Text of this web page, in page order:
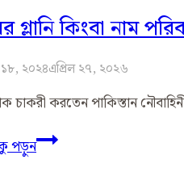
গ্লানি কিংবা নাম
২০২৪এপ্রিল ২৭, ২০২৬
চাকরী করতেন পাকিস্তান
পড়ুননামের
গ্লানি